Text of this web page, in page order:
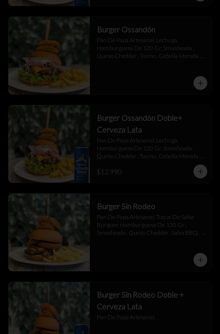
Burger Ossandón
Pan De Papa Artesanal, Lechuga,
Hamburguesa De 120 Gr, Smasheada ,
Queso Cheddar , Tocino , Cebolla Morada ,
Burger Ossandón Doble+
Cerveza Lata
Pan De Papa Artesanal, Lechuga,
Hamburguesa De 120 Gr, Smasheada ,
Queso Cheddar , Tocino , Cebolla Morada ,
$12.990
Burger Sin Rodeo
Pan De Papa Artesanal, Toque De Salsa
Búrguer, Hamburguesa De 120 Gr ,
Smasheada , Queso Cheddar , Salsa BBQ ,
Burger Sin Rodeo Doble +
Cerveza Lata
Pan De Papa Artesanal.